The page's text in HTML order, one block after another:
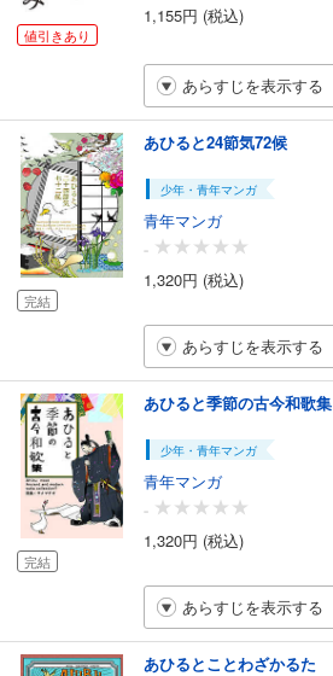
値引きあり
1,155円 (税込)
あらすじを表示する
完結
あひると24節気72候
少年・青年マンガ
青年マンガ
-
1,320円 (税込)
あらすじを表示する
完結
あひると季節の古今和歌集
少年・青年マンガ
青年マンガ
-
1,320円 (税込)
あらすじを表示する
あひるとことわざかるた